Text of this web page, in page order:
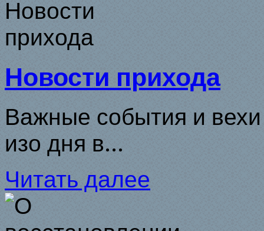
Новости прихода
Важные события и
изо дня в...
Читать далее